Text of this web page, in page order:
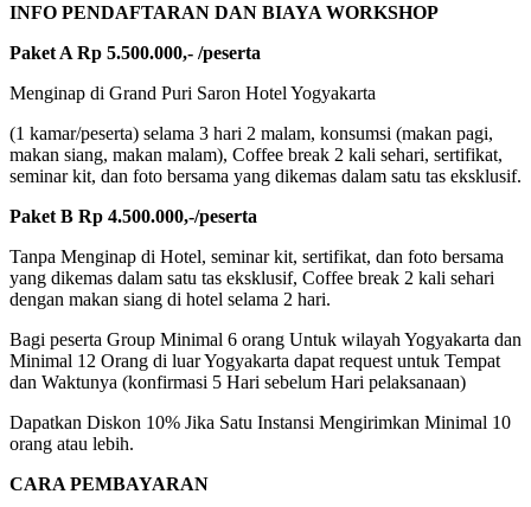
INFO PENDAFTARAN DAN BIAYA WORKSHOP
Paket A Rp 5.500.000,- /peserta
Menginap di Grand Puri Saron Hotel Yogyakarta
(1 kamar/peserta) selama 3 hari 2 malam, konsumsi (makan pagi,
makan siang, makan malam), Coffee break 2 kali sehari, sertifikat,
seminar kit, dan foto bersama yang dikemas dalam satu tas eksklusif.
Paket B Rp 4.500.000,-/peserta
Tanpa Menginap di Hotel, seminar kit, sertifikat, dan foto bersama
yang dikemas dalam satu tas eksklusif, Coffee break 2 kali sehari
dengan makan siang di hotel selama 2 hari.
Bagi peserta Group Minimal 6 orang Untuk wilayah Yogyakarta dan
Minimal 12 Orang di luar Yogyakarta dapat request untuk Tempat
dan Waktunya (konfirmasi 5 Hari sebelum Hari pelaksanaan)
Dapatkan Diskon 10% Jika Satu Instansi Mengirimkan Minimal 10
orang atau lebih.
CARA PEMBAYARAN